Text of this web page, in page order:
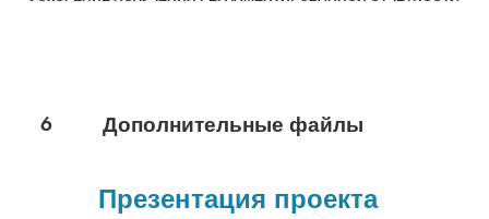
6 Дополнительные файлы
Презентация проекта